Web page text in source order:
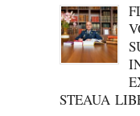
STEAUA